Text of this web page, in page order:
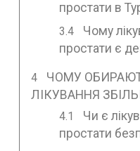
простати в
Чому
простати є
ЧОМУ
ЛІКУВАННЯ
Чи є
простати